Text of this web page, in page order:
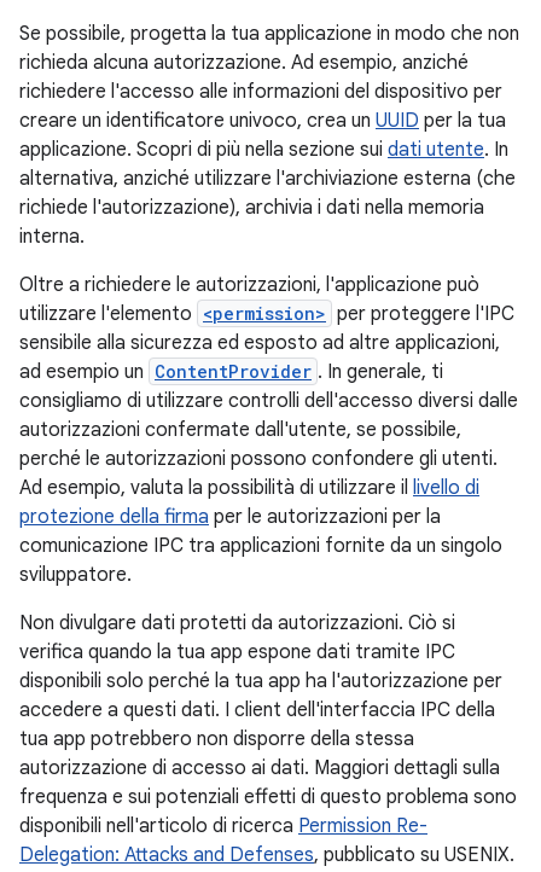
Se possibile, progetta la tua applicazione in modo che non
richieda alcuna autorizzazione. Ad esempio, anziché
richiedere l'accesso alle informazioni del dispositivo per
creare un identificatore univoco, crea un UUID per la tua
applicazione. Scopri di più nella sezione sui dati utente. In
alternativa, anziché utilizzare l'archiviazione esterna (che
richiede l'autorizzazione), archivia i dati nella memoria
interna.
Oltre a richiedere le autorizzazioni, l'applicazione può
utilizzare l'elemento <permission> per proteggere l'IPC
sensibile alla sicurezza ed esposto ad altre applicazioni,
ad esempio un ContentProvider . In generale, ti
consigliamo di utilizzare controlli dell'accesso diversi dalle
autorizzazioni confermate dall'utente, se possibile,
perché le autorizzazioni possono confondere gli utenti.
Ad esempio, valuta la possibilità di utilizzare il livello di
protezione della firma per le autorizzazioni per la
comunicazione IPC tra applicazioni fornite da un singolo
sviluppatore.
Non divulgare dati protetti da autorizzazioni. Ciò si
verifica quando la tua app espone dati tramite IPC
disponibili solo perché la tua app ha l'autorizzazione per
accedere a questi dati. I client dell'interfaccia IPC della
tua app potrebbero non disporre della stessa
autorizzazione di accesso ai dati. Maggiori dettagli sulla
frequenza e sui potenziali effetti di questo problema sono
disponibili nell'articolo di ricerca Permission Re-
Delegation: Attacks and Defenses, pubblicato su USENIX.